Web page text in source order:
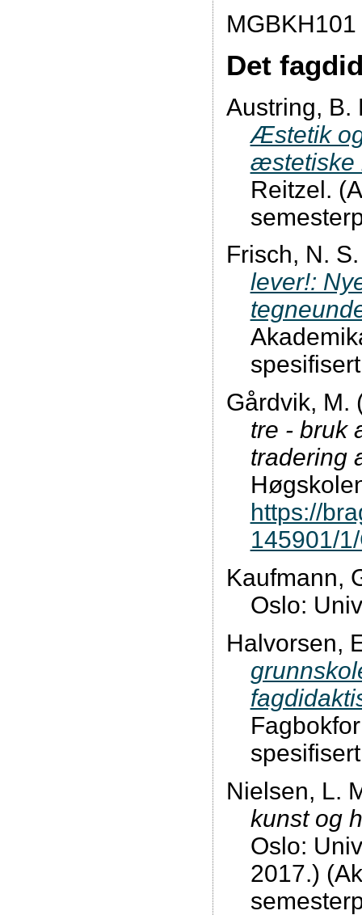
Det
Austring, B.
Æstetik
æstetiske
Reitzel.
Frisch, N.
lever!:
Gårdvik, M.
tre - bruk
tradering
https://
145901/
Kaufmann,
Oslo:
Halvorsen,
Nielsen, L.
kunst og
Oslo:
2017.)